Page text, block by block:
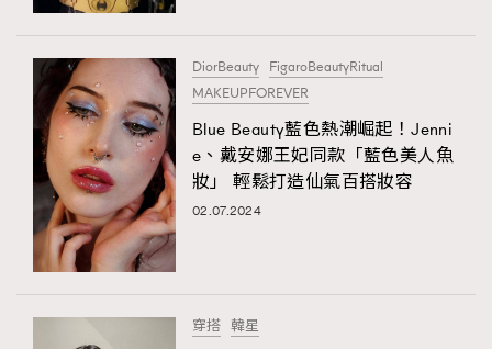
DiorBeauty FigaroBeautyRitual
MAKEUPFOREVER
Blue Beauty藍色熱潮崛起！Jenni
e、戴安娜王妃同款「藍色美人魚
妝」 輕鬆打造仙氣百搭妝容
02.07.2024
穿搭 韓星